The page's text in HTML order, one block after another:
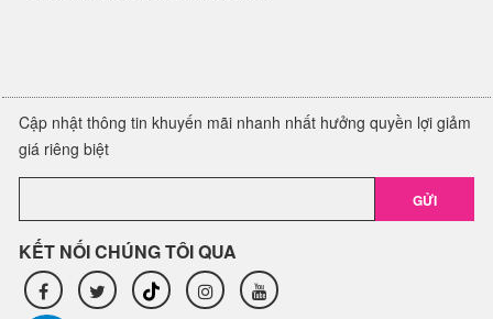
Cập nhật thông tin khuyến mãi nhanh nhất hưởng quyền lợi giảm
giá riêng biệt
GỬI
KẾT NỐI CHÚNG TÔI QUA